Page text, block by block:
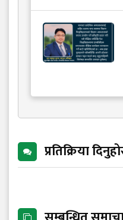
प्रतिक्रिया